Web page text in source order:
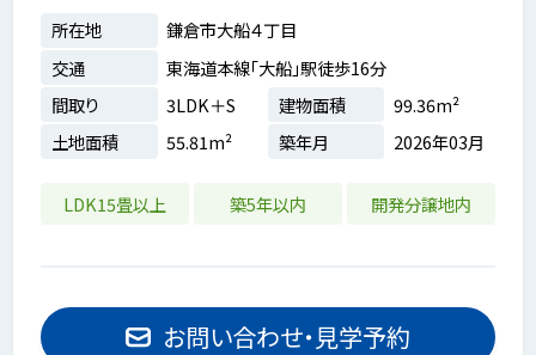
所在地
鎌倉市大船４丁目
交通
東海道本線「大船」駅徒歩16分
間取り
3LDK＋S 建物面積
99.36m²
土地面積
55.81m² 築年月 2026年03月
LDK15畳以上 築5年以内 開発分譲地内
お問い合わせ・見学予約